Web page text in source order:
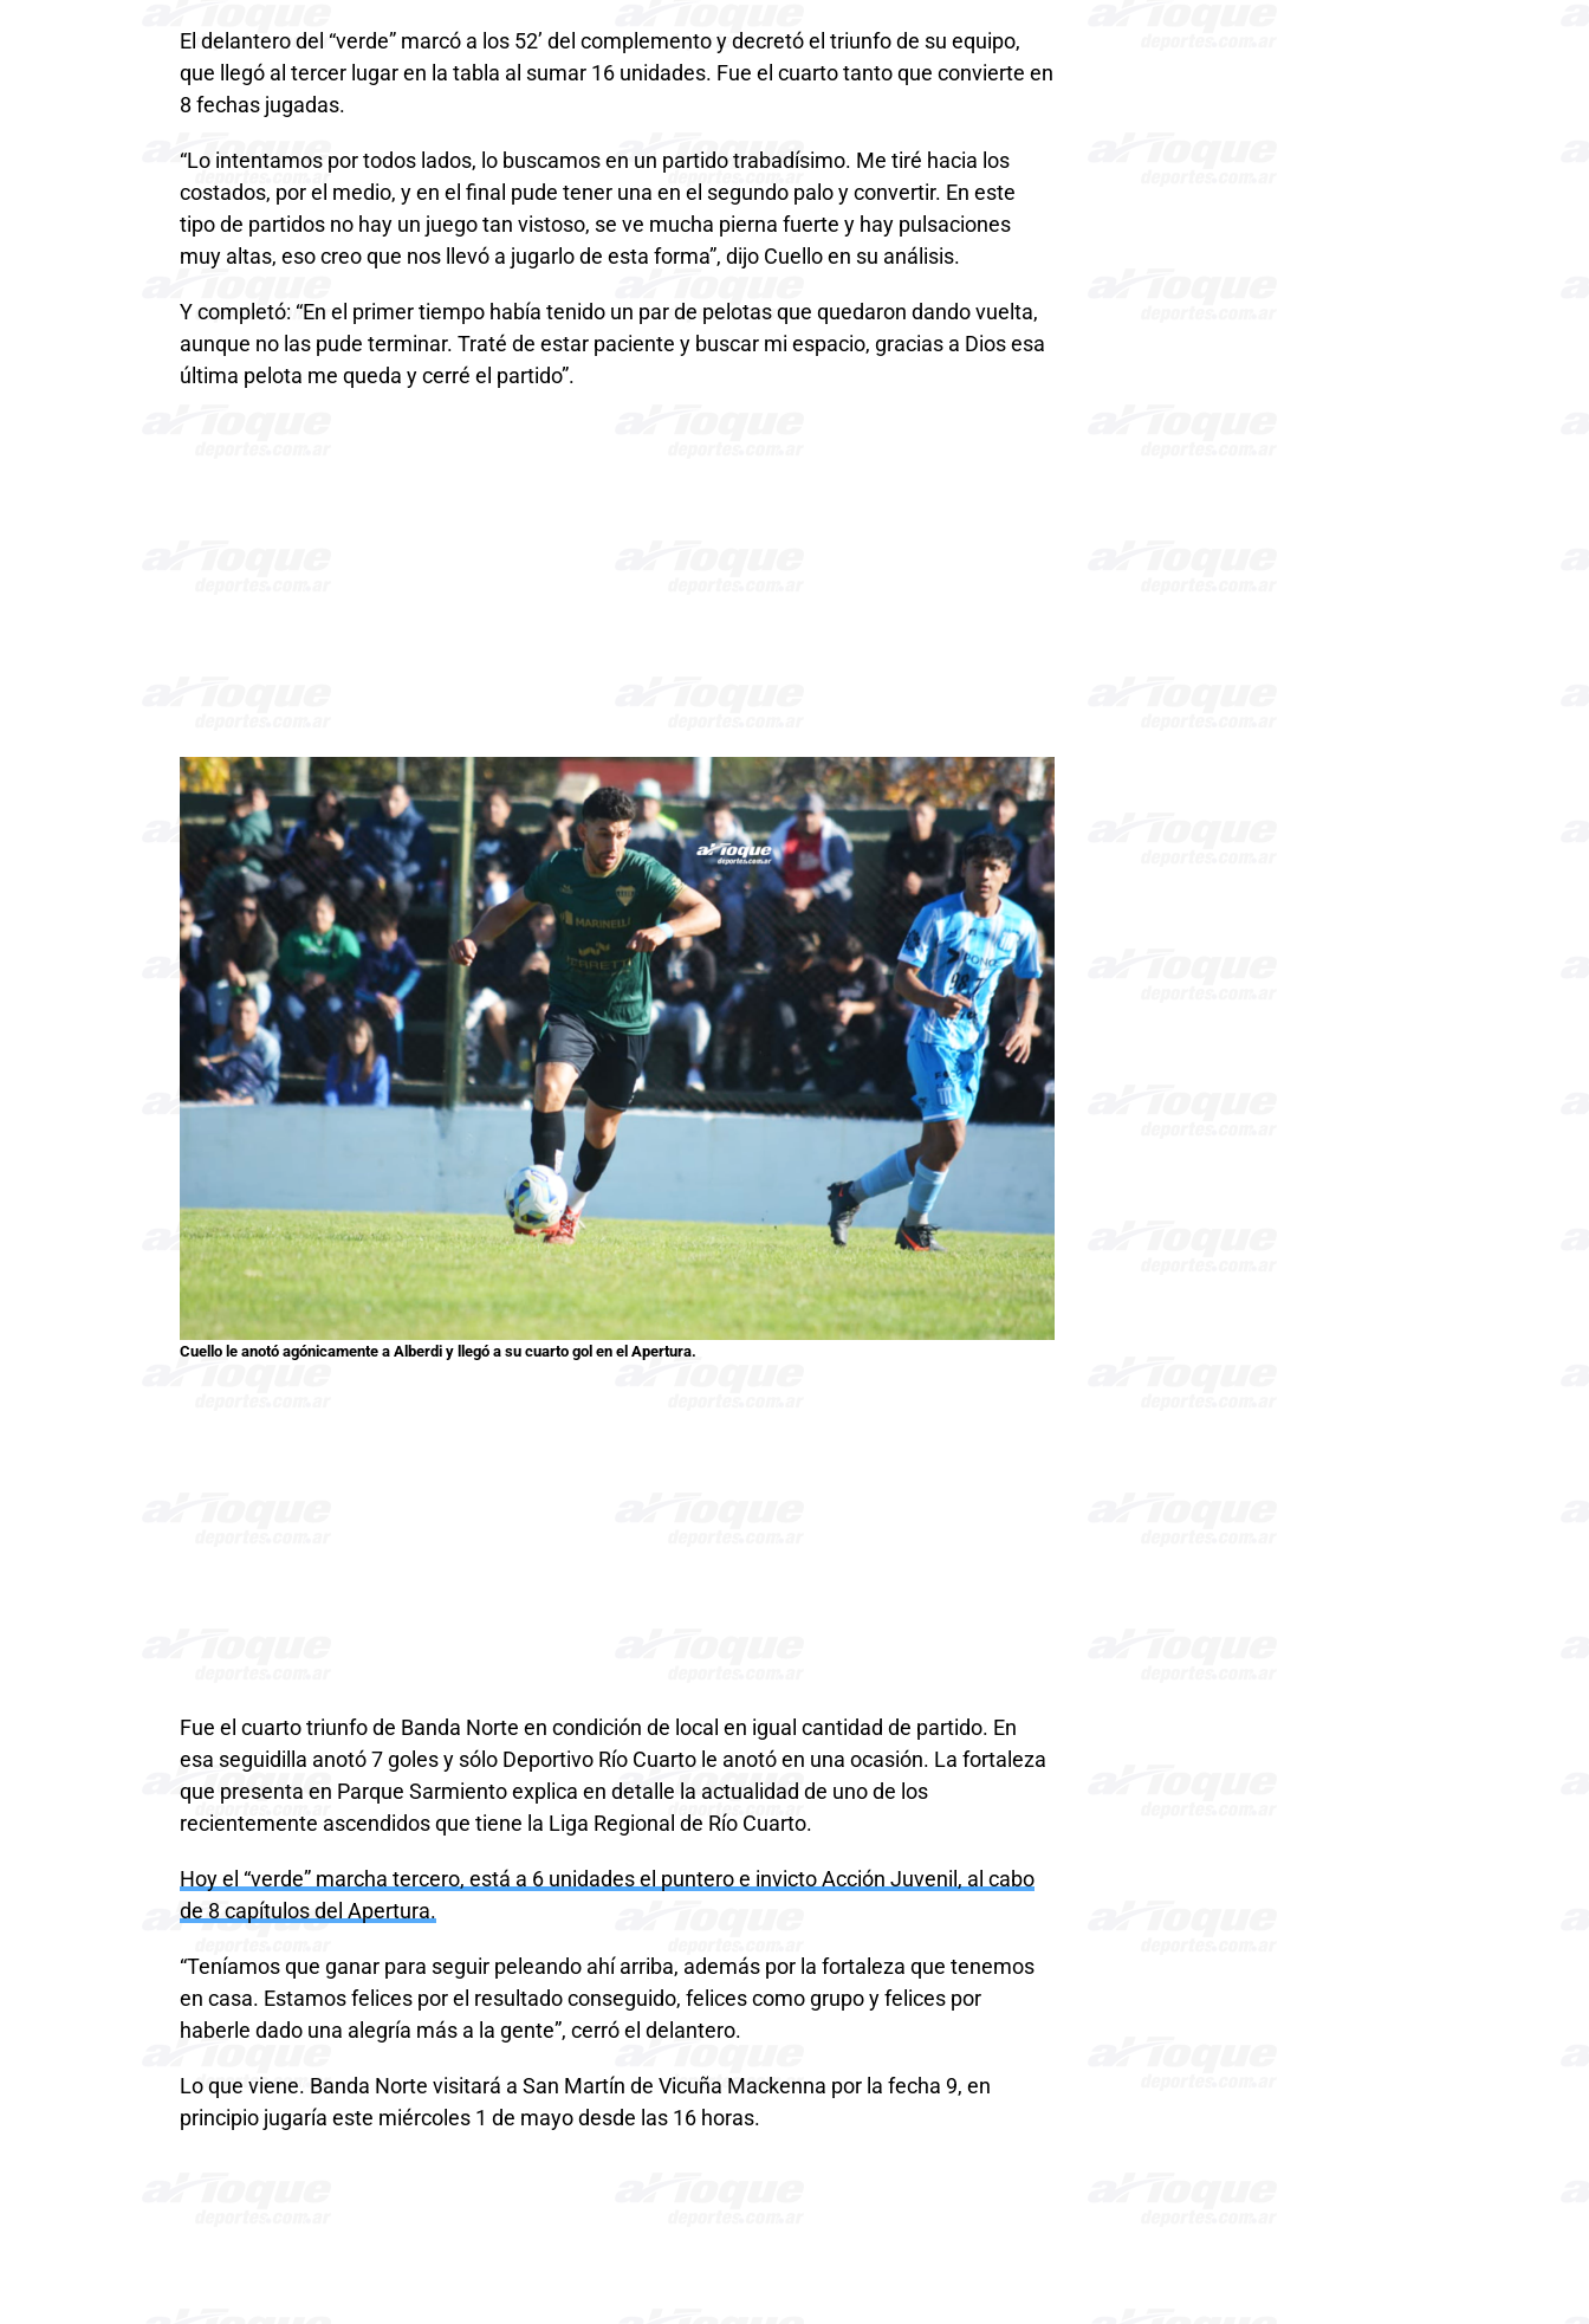
El delantero del “verde” marcó a los 52’ del complemento y decretó el triunfo de su equipo,
que llegó al tercer lugar en la tabla al sumar 16 unidades. Fue el cuarto tanto que convierte en
8 fechas jugadas.
“Lo intentamos por todos lados, lo buscamos en un partido trabadísimo. Me tiré hacia los
costados, por el medio, y en el final pude tener una en el segundo palo y convertir. En este
tipo de partidos no hay un juego tan vistoso, se ve mucha pierna fuerte y hay pulsaciones
muy altas, eso creo que nos llevó a jugarlo de esta forma”, dijo Cuello en su análisis.
Y completó: “En el primer tiempo había tenido un par de pelotas que quedaron dando vuelta,
aunque no las pude terminar. Traté de estar paciente y buscar mi espacio, gracias a Dios esa
última pelota me queda y cerré el partido”.
Cuello le anotó agónicamente a Alberdi y llegó a su cuarto gol en el Apertura.
Fue el cuarto triunfo de Banda Norte en condición de local en igual cantidad de partido. En
esa seguidilla anotó 7 goles y sólo Deportivo Río Cuarto le anotó en una ocasión. La fortaleza
que presenta en Parque Sarmiento explica en detalle la actualidad de uno de los
recientemente ascendidos que tiene la Liga Regional de Río Cuarto.
Hoy el “verde” marcha tercero, está a 6 unidades el puntero e invicto Acción Juvenil, al cabo
de 8 capítulos del Apertura.
“Teníamos que ganar para seguir peleando ahí arriba, además por la fortaleza que tenemos
en casa. Estamos felices por el resultado conseguido, felices como grupo y felices por
haberle dado una alegría más a la gente”, cerró el delantero.
Lo que viene. Banda Norte visitará a San Martín de Vicuña Mackenna por la fecha 9, en
principio jugaría este miércoles 1 de mayo desde las 16 horas.